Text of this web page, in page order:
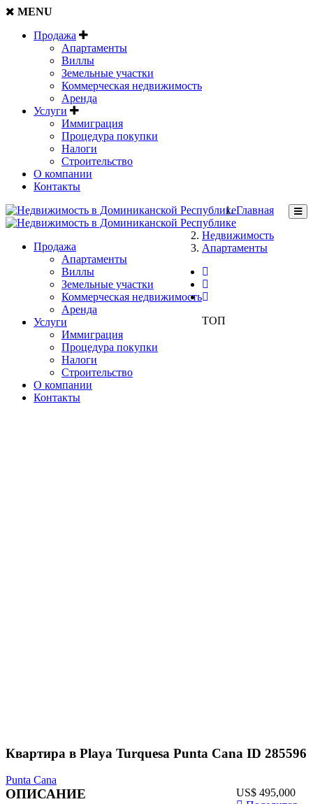
MENU
Продажа
Апартаменты
Виллы
Земельные участки
Коммерческая недвижимость
Аренда
Услуги
Иммиграция
Процедура покупки
Налоги
Строительство
О компании
Контакты
Продажа
Апартаменты
Виллы
Земельные участки
Коммерческая недвижимость
Аренда
Услуги
Иммиграция
Процедура покупки
Налоги
Строительство
О компании
Контакты
Главная
Недвижимость
Апартаменты
ТОП
Квартира в Playa Turquesa Punta Cana ID 285596
Punta Cana
US$ 495,000
ОПИСАНИЕ